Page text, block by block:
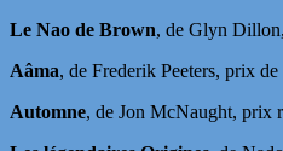
Le Nao de Brown, de Glyn
Aâma, de Frederik Peeters, prix
Automne, de Jon McNaught, prix